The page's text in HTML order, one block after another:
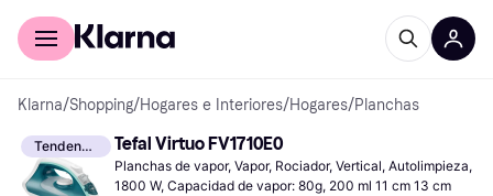
Comprar con Klarna
Klarna/Shopping/Hogares e Interiores/Hogares/Planchas
Tendencia Tefal Virtuo FV1710E0
Planchas de vapor, Vapor, Rociador, Vertical, Autolimpieza,
1800 W, Capacidad de vapor: 80g, 200 ml 11 cm 13 cm